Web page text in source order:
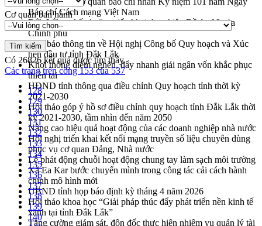
Báo chí Cách mạng Việt Nam
Đắk Lắk sơ kết 4 năm triển khai thực hiện Đề án 06 của
Chính phủ
Họp báo thông tin về Hội nghị Công bố Quy hoạch và Xúc
tiến đầu tư tỉnh Đắk Lắk
Khơi thông điểm nghẽn, đẩy nhanh giải ngân vốn khắc phục
thiên tai
HĐND tỉnh thông qua điều chỉnh Quy hoạch tỉnh thời kỳ
2021-2030
Hội thảo góp ý hồ sơ điều chỉnh quy hoạch tỉnh Đắk Lắk thời
kỳ 2021-2030, tầm nhìn đến năm 2050
Nâng cao hiệu quả hoạt động của các doanh nghiệp nhà nước
Hội nghị triển khai kết nối mạng truyền số liệu chuyên dùng
phục vụ cơ quan Đảng, Nhà nước
Lễ phát động chuỗi hoạt động chung tay làm sạch môi trường
Xã Ea Kar bước chuyển mình trong công tác cải cách hành
chính mô hình mới
UBND tỉnh họp báo định kỳ tháng 4 năm 2026
Hội thảo khoa học “Giải pháp thúc đẩy phát triển nền kinh tế
xanh tại tỉnh Đắk Lắk”
Tăng cường giám sát, đôn đốc thực hiện nhiệm vụ quản lý tài
Cơ quan ban hành
Có 26826kết quả được tìm thấy
Các trang trên cổng 153 của 537
128
129
130
131
132
133
134
135
136
137
138
139
140